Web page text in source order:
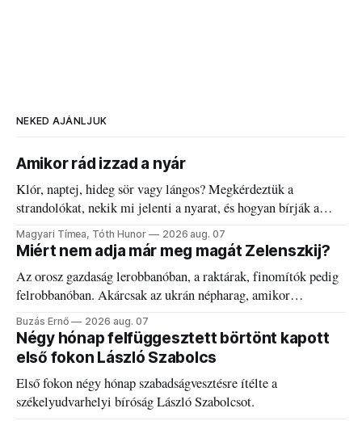
NEKED AJÁNLJUK
Amikor rád izzad a nyár
Klór, naptej, hideg sör vagy lángos? Megkérdeztük a
strandolókat, nekik mi jelenti a nyarat, és hogyan bírják a
kánikulát.
Magyari Tímea, Tóth Hunor 2026 aug. 07
Miért nem adja már meg magát Zelenszkij?
Az orosz gazdaság lerobbanóban, a raktárak, finomítók pedig
felrobbanóban. Akárcsak az ukrán népharag, amikor
elégedetlen vezetőivel.
Buzás Ernő 2026 aug. 07
Négy hónap felfüggesztett börtönt kapott
első fokon László Szabolcs
Első fokon négy hónap szabadságvesztésre ítélte a
székelyudvarhelyi bíróság László Szabolcsot.